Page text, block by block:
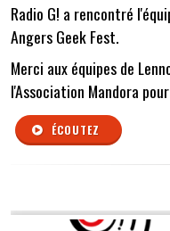
Radio G! a rencontré
Angers Geek Fest.
Merci aux équipes de
l'Association Mandora
ÉCOUTEZ